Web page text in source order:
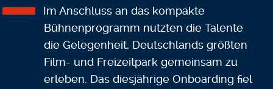
Im Anschluss an das kompakte
Bühnenprogramm nutzten die Talente
die Gelegenheit, Deutschlands größten
Film- und Freizeitpark gemeinsam zu
erleben. Das diesjährige Onboarding fiel